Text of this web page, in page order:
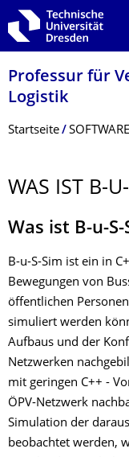
Zur Hauptnavigation
Zur Suche springen
Zum Inhalt springen
Professur für
Logistik
Breadcrumb-Menü
Startseite SOFTWARE
WAS IST B-
​Was ist B-u-S-
B-u-S-Sim ist ein in
Bewegungen von
öffentlichen
simuliert werden
Aufbaus und der
Netzwerken
mit geringen C++ -
ÖPV-Netzwerk
Simulation der
beobachtet werden,